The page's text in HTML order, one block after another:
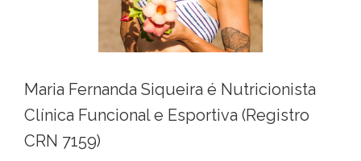
Maria Fernanda Siqueira é Nutricionista
Clínica Funcional e Esportiva (Registro
CRN 7159)